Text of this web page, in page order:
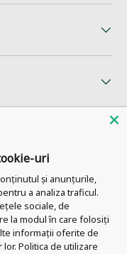
uri
și anunțurile,
a analiza traficul.
sociale, de
la modul în care folosiți
informații oferite de
lor. Politica de utilizare